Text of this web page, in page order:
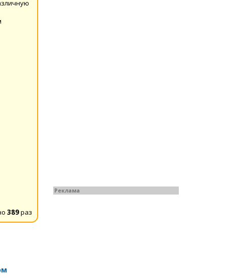
389раз
Реклама